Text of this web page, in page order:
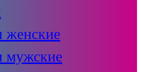
женские
мужские